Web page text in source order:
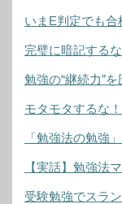
いまE判定でも合
完璧に暗記する
勉強の“継続力”
モタモタするな
「勉強法の勉強
【実話】勉強法
受験勉強でスラ